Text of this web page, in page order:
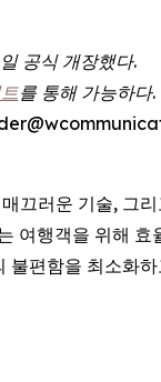
공식 개장했다.
를 통해 가능하다.
러운 기술, 그
행객을 위해 효
편함을 최소화